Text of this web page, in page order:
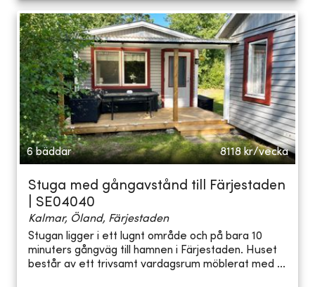
6 bäddar 8118 kr/vecka
Stuga med gångavstånd till Färjestaden
| SE04040
Kalmar, Öland, Färjestaden
Stugan ligger i ett lugnt område och på bara 10
minuters gångväg till hamnen i Färjestaden. Huset
består av ett trivsamt vardagsrum möblerat med ...